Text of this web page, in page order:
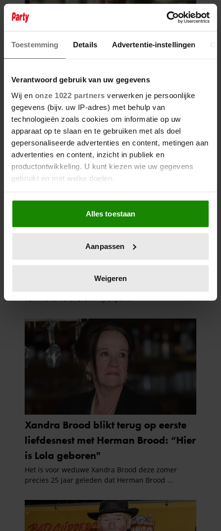
Toestemming Details Advertentie-instellingen
Verantwoord gebruik van uw gegevens
Wij en onze 1022 partners verwerken je persoonlijke
gegevens (bijv. uw IP-adres) met behulp van
technologieën zoals cookies om informatie op uw
apparaat op te slaan en te gebruiken met als doel
gepersonaliseerde advertenties en content, metingen aan
advertenties en content, inzicht in publiek en
productontwikkeling. U kunt kiezen wie uw gegevens
gebruikt en met welke doelen.
Als u het toestaat, willen we ook graag:
Informatie verzamelen over uw geografische
locatie, die tot een paar meter nauwkeurig kan zijn
scannen op specifieke eigenschappen (fingerprinting)
verwerkt en stel uw voorkeuren in het
intrekken in de Cookieverklaring.
We gebruiken cookies om content en advertenties te
personaliseren, om functies voor social media te bieden
en om ons websiteverkeer te analyseren. Ook delen we
informatie over uw gebruik van onze site met onze
partners voor social media, adverteren en analyse. Deze
partners kunnen deze gegevens combineren met andere
informatie die u aan ze heeft verstrekt of die ze hebben
verzameld op basis van uw gebruik van hun services. U
gebruiken.
Alles toestaan
Aanpassen
Weigeren